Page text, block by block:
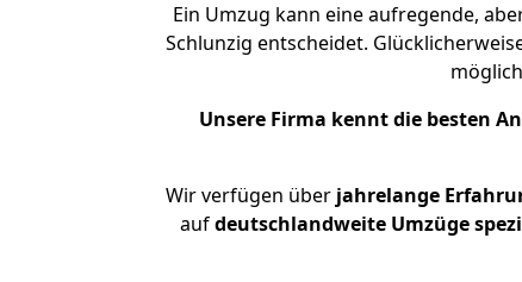
Ein Umzug kann eine aufregende,
Schlunzig entscheidet.
Unsere Firma kennt die besten
Wir verfügen überjahrelange
aufdeutschlandweite Umzüge